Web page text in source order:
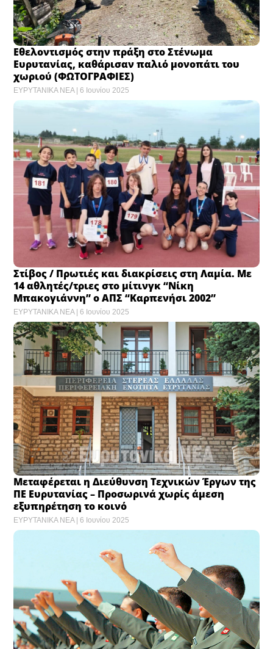
Εθελοντισμός στην πράξη στο Στένωμα
Ευρυτανίας, καθάρισαν παλιό μονοπάτι του
χωριού (ΦΩΤΟΓΡΑΦΙΕΣ)
ΕΥΡΥΤΑΝΙΚΑ ΝΕΑ 6 Ιουνίου 2025
Στίβος / Πρωτιές και διακρίσεις στη Λαμία. Με
14 αθλητές/τριες στο μίτινγκ “Νίκη
Μπακογιάννη” ο ΑΠΣ “Καρπενήσι 2002”
ΕΥΡΥΤΑΝΙΚΑ ΝΕΑ 6 Ιουνίου 2025
Μεταφέρεται η Διεύθυνση Τεχνικών Έργων της
ΠΕ Ευρυτανίας – Προσωρινά χωρίς άμεση
εξυπηρέτηση το κοινό
ΕΥΡΥΤΑΝΙΚΑ ΝΕΑ 6 Ιουνίου 2025